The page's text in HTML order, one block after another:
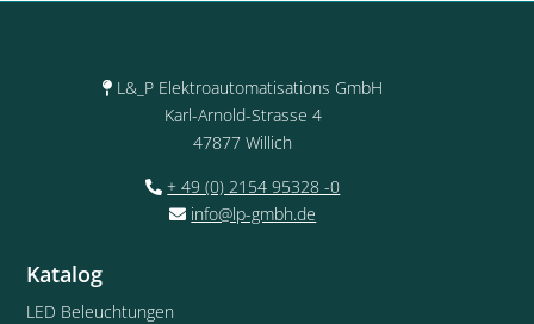
L&_P Elektroautomatisations GmbH
Karl-Arnold-Strasse 4
47877 Willich
+ 49 (0) 2154 95328 -0
info@lp-gmbh.de
Katalog
LED Beleuchtungen